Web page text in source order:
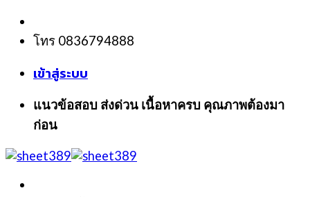
Skip
content
โทร 0836794888
เข้าสู่ระบบ
แนวข้อสอบ ส่งด่วน เนื้อหาครบ คุณภาพต้องมา
ก่อน